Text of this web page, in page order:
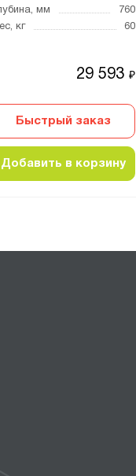
мм
760
кг
60
29 593₽
Быстрый заказ
Добавить в корзину